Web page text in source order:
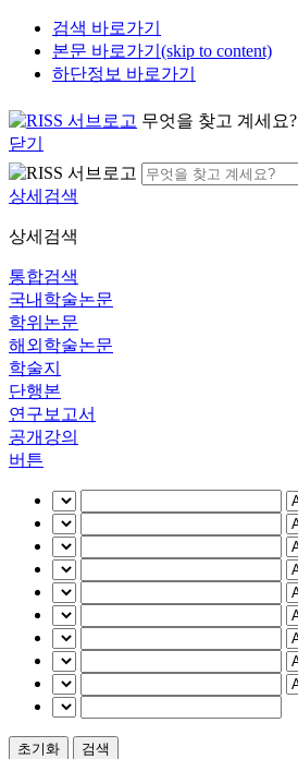
검색 바로가기
본문 바로가기(skip to content)
하단정보 바로가기
무엇을 찾고 계세요?
닫기
상세검색
상세검색
통합검색
국내학술논문
학위논문
해외학술논문
학술지
단행본
연구보고서
공개강의
버튼